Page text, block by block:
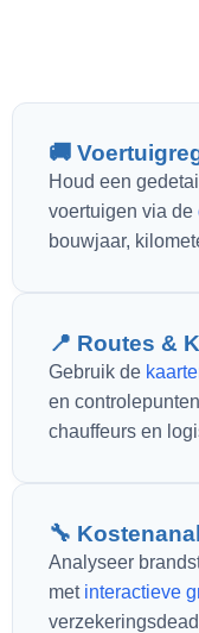
🚚
Houd een
voertuigen via de
bouwjaar,
📍 Routes &
Gebruik de
en
chauffeurs en
🔧
Analyseer
met interactieve